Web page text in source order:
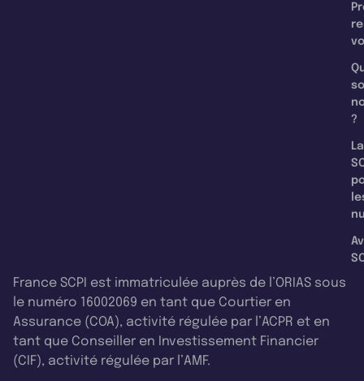
?
La
France SCPI est immatriculée auprès de l’ORIAS sous
le numéro 16002069 en tant que Courtier en
Assurance (COA), activité régulée par l’ACPR et en
tant que Conseiller en Investissement Financier
(CIF), activité régulée par l’AMF.